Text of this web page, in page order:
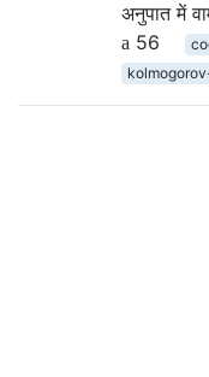
अनुपात में
56